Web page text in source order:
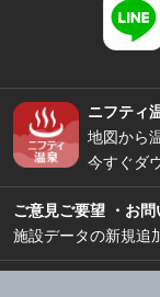
ニフティ
地図から
今すぐダ
ご意見ご要望 ・お問
施設データの新規追